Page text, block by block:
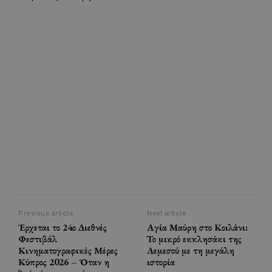
Previous article
Έρχεται το 24ο Διεθνές
Φεστιβάλ
Κινηματογραφικές Μέρες
Κύπρος 2026 – Όταν η
Next article
Αγία Μαύρη στο Κοιλάνι:
Το μικρό εκκλησάκι της
Λεμεσού με τη μεγάλη
ιστορία